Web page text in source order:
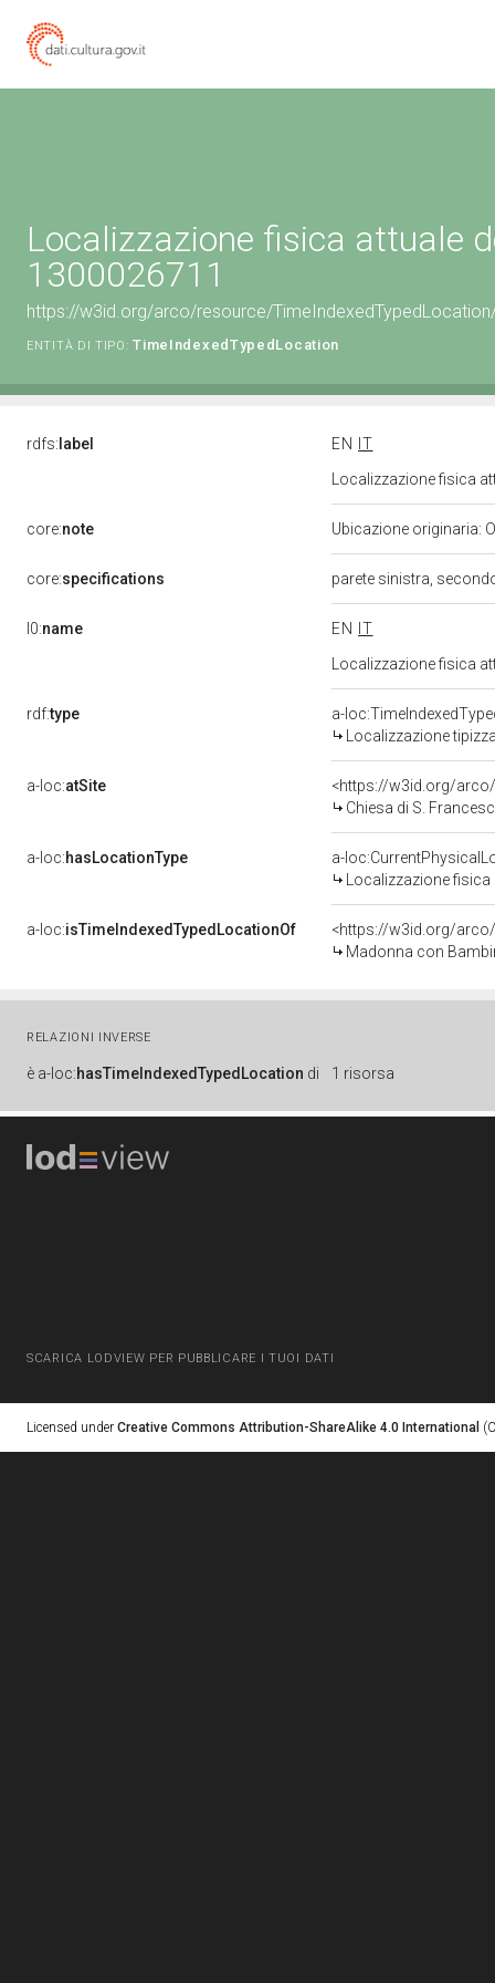
Localizzazione fisica attuale
1300026711
https://w3id.org/arco/resource/
ENTITÀ DI TIPO: TimeIndexedTypedLocation
rdfs: label EN
IT
Localizzazione fisica
core:note Ubicazione originaria:
core:specifications parete sinistra,
l0:name EN
IT
Localizzazione fisica
rdf:type
a-
Localizzazione
a-loc:atSite
<https://w3id.org/
Chiesa di S.
a-loc:hasLocationType
a-
Localizzazione fisica
a-loc:isTimeIndexedTypedLocationOf
<https://w3id.org/
Madonna con Bambino e
RELAZIONI INVERSE
è a-loc:hasTimeIndexedTypedLocation di 1 risorsa
SCARICA LODVIEW PER PUBBLICARE I TUOI DATI
Licensed under Creative Commons Attribution-ShareAlike 4.0 International